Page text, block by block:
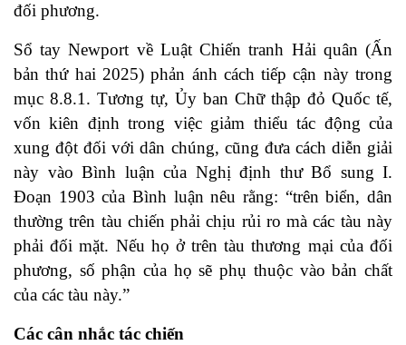
đối phương.
Sổ tay Newport về Luật Chiến tranh Hải quân (Ấn
bản thứ hai 2025) phản ánh cách tiếp cận này trong
mục 8.8.1. Tương tự, Ủy ban Chữ thập đỏ Quốc tế,
vốn kiên định trong việc giảm thiểu tác động của
xung đột đối với dân chúng, cũng đưa cách diễn giải
này vào Bình luận của Nghị định thư Bổ sung I.
Đoạn 1903 của Bình luận nêu rằng: “trên biển, dân
thường trên tàu chiến phải chịu rủi ro mà các tàu này
phải đối mặt. Nếu họ ở trên tàu thương mại của đối
phương, số phận của họ sẽ phụ thuộc vào bản chất
của các tàu này.”
Các cân nhắc tác chiến